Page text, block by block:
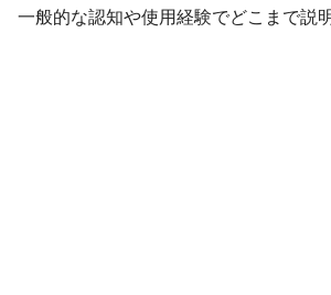
一般的な認知や使用経験でどこまで説